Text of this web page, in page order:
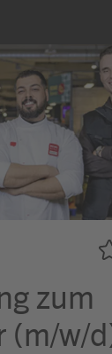
Startseite
als
&
&
zum
(m/w/